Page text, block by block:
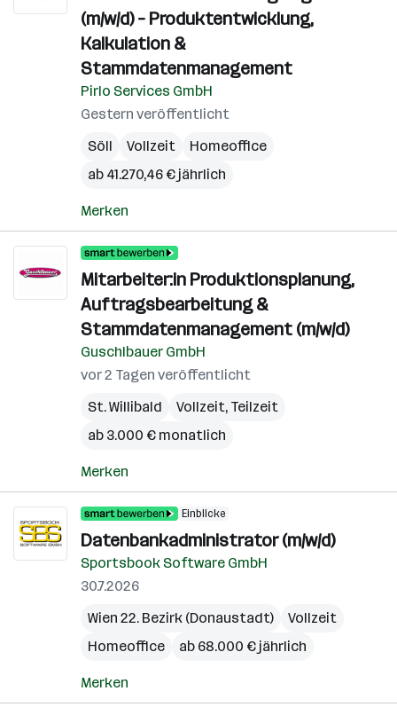
(m/w/d) – Produktentwicklung,
Kalkulation &
Stammdatenmanagement
Pirlo Services GmbH
Gestern veröffentlicht
Söll
Vollzeit
Homeoffice
ab 41.270,46 € jährlich
Merken
Mitarbeiter:in Produktionsplanung,
Auftragsbearbeitung &
Stammdatenmanagement (m/w/d)
Guschlbauer GmbH
vor 2 Tagen veröffentlicht
St. Willibald
Vollzeit, Teilzeit
ab 3.000 € monatlich
Merken
Einblicke
Datenbankadministrator (m/w/d)
Sportsbook Software GmbH
30.7.2026
Wien 22. Bezirk (Donaustadt)
Vollzeit
Homeoffice
ab 68.000 € jährlich
Merken